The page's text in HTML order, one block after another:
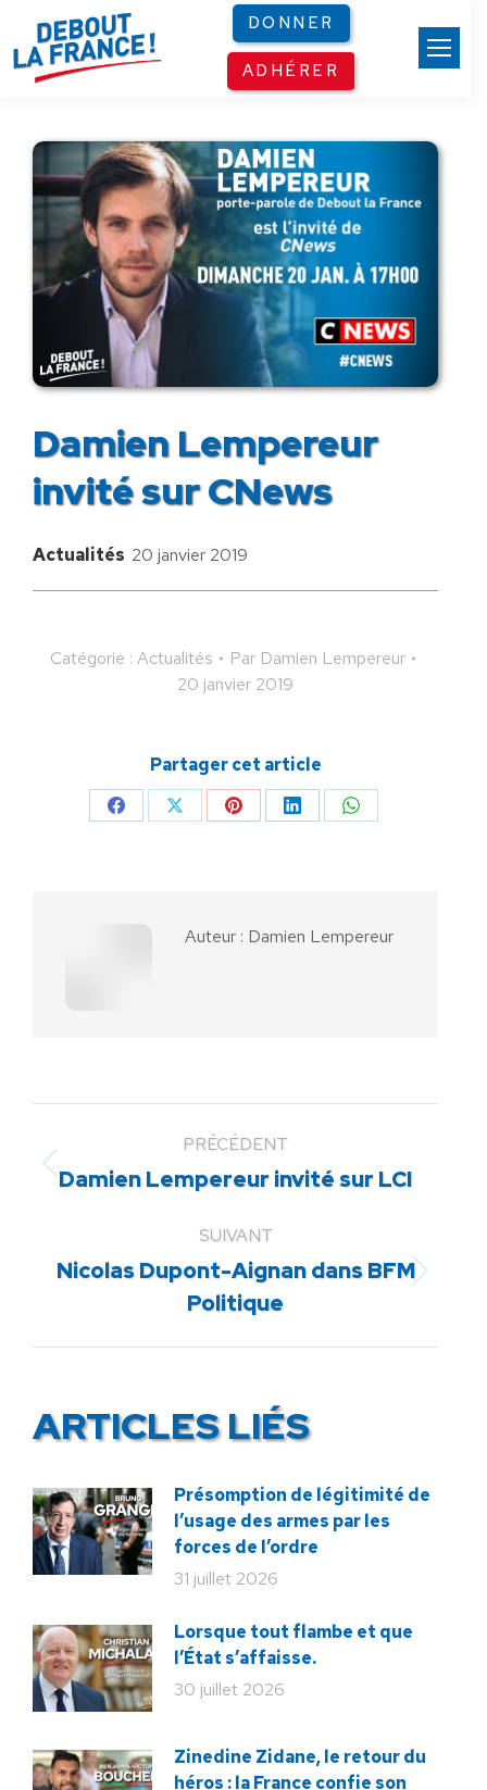
DONNER
ADHÉRER
Damien Lempereur
invité sur CNews
Actualités 20 janvier 2019
Catégorie : Actualités Par Damien Lempereur
20 janvier 2019
Partager cet article
PartagerPartagerPartagerPartagerPartager
Auteur : Damien Lempereur
PRÉCÉDENT
Article
:
Damien Lempereur invité sur LCI
SUIVANT
Article
suivant
Nicolas Dupont-Aignan dans BFM
Politique
ARTICLES LIÉS
Présomption de légitimité de
l’usage des armes par les
forces de l’ordre
31 juillet 2026
Lorsque tout flambe et que
l’État s’affaisse.
30 juillet 2026
Zinedine Zidane, le retour du
héros : la France confie son
Panneau de gestion des cookies